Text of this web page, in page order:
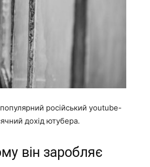
російський youtube-
дохід ютубера.
він заробляє